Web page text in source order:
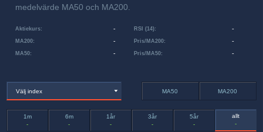
medelvärde MA50 och MA200.
Aktiekurs: -
MA50: -
MA200: - Pris/MA200: -
RSI (14): -
Pris/MA50: -
Välj index MA50 MA200
1m
-
6m
-
1år
-
3år
-
5år
-
allt
-